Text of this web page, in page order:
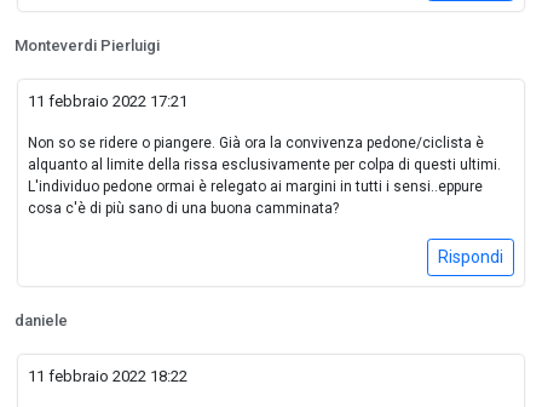
Monteverdi Pierluigi
11 febbraio 2022 17:21
Non so se ridere o piangere. Già ora la convivenza pedone/ciclista è
alquanto al limite della rissa esclusivamente per colpa di questi ultimi.
L'individuo pedone ormai è relegato ai margini in tutti i sensi..eppure
cosa c'è di più sano di una buona camminata?
Rispondi
daniele
11 febbraio 2022 18:22